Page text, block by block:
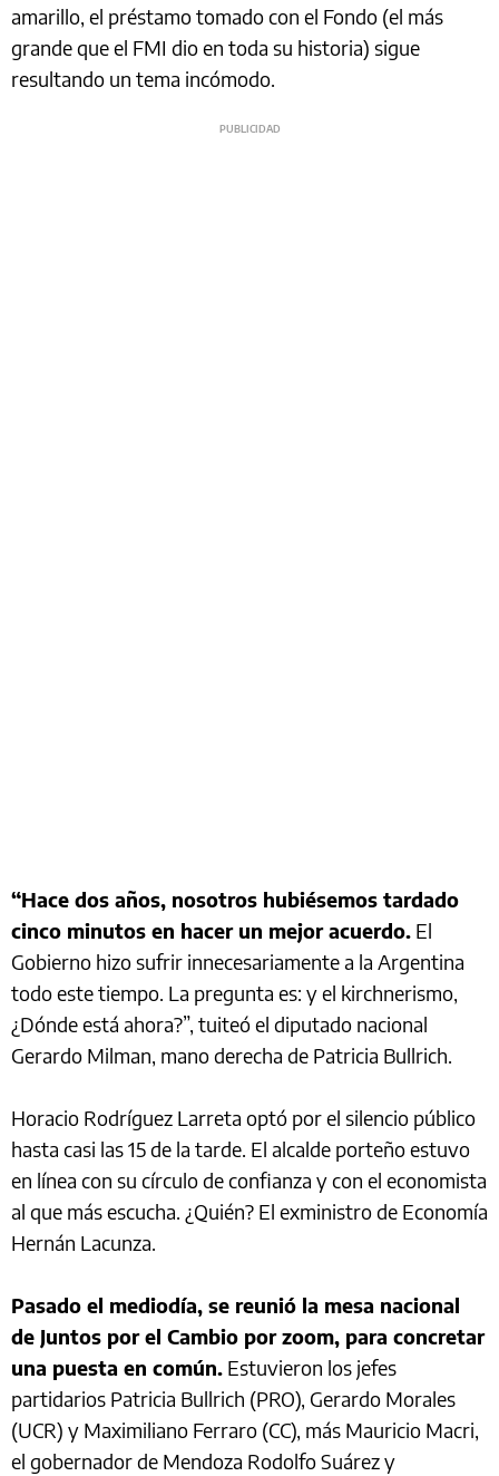
amarillo, el préstamo tomado con el Fondo (el más
grande que el FMI dio en toda su historia) sigue
resultando un tema incómodo.
“Hace dos años, nosotros hubiésemos tardado
cinco minutos en hacer un mejor acuerdo. El
Gobierno hizo sufrir innecesariamente a la Argentina
todo este tiempo. La pregunta es: y el kirchnerismo,
¿Dónde está ahora?”, tuiteó el diputado nacional
Gerardo Milman, mano derecha de Patricia Bullrich.
Horacio Rodríguez Larreta optó por el silencio público
hasta casi las 15 de la tarde. El alcalde porteño estuvo
en línea con su círculo de confianza y con el economista
al que más escucha. ¿Quién? El exministro de Economía
Hernán Lacunza.
Pasado el mediodía, se reunió la mesa nacional
de Juntos por el Cambio por zoom, para concretar
una puesta en común. Estuvieron los jefes
partidarios Patricia Bullrich (PRO), Gerardo Morales
(UCR) y Maximiliano Ferraro (CC), más Mauricio Macri,
el gobernador de Mendoza Rodolfo Suárez y